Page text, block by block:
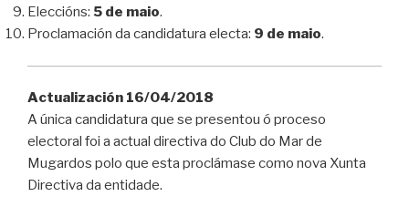
Eleccións: 5 de maio.
Proclamación da candidatura electa: 9 de maio.
Actualización 16/04/2018
A única candidatura que se presentou ó proceso
electoral foi a actual directiva do Club do Mar de
Mugardos polo que esta proclámase como nova Xunta
Directiva da entidade.